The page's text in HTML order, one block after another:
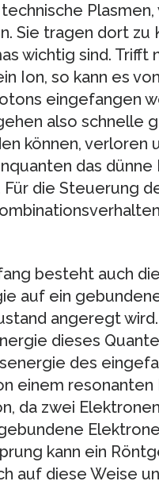
Plasmen,
Sie tragen dort zu
wichtig sind. Trifft
Ion, so kann es
eingefangen
also schnelle
können, verloren
das dünne
die Steuerung
besteht auch
auf ein
angeregt
dieses
des
einem resonanten
da zwei
kann ein
auf diese Weise